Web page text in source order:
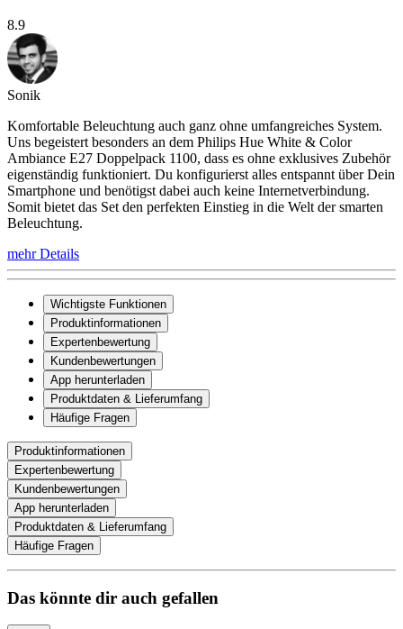
8.9
Sonik
Komfortable Beleuchtung auch ganz ohne umfangreiches System.
Uns begeistert besonders an dem Philips Hue White & Color
Ambiance E27 Doppelpack 1100, dass es ohne exklusives Zubehör
eigenständig funktioniert. Du konfigurierst alles entspannt über Dein
Smartphone und benötigst dabei auch keine Internetverbindung.
Somit bietet das Set den perfekten Einstieg in die Welt der smarten
Beleuchtung.
mehr Details
Wichtigste Funktionen
Produktinformationen
Expertenbewertung
Kundenbewertungen
App herunterladen
Produktdaten & Lieferumfang
Häufige Fragen
Produktinformationen
Expertenbewertung
Kundenbewertungen
App herunterladen
Produktdaten & Lieferumfang
Häufige Fragen
Das könnte dir auch gefallen